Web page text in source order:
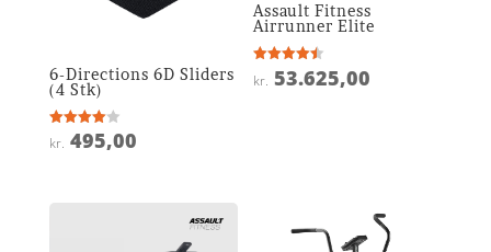
6-Directions 6D Sliders
(4 Stk)
Vurderet
4
kr. 495,00
Assault Fitness
Airrunner Elite
Vurderet
4.5
kr. 53.625,00